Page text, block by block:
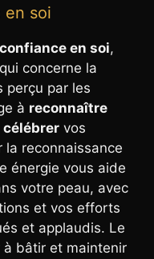
en soi
confiance en soi,
concerne la
perçu par les
à reconnaître
célébrer vos
reconnaissance
énergie vous aide
votre peau, avec
et vos efforts
et applaudis. Le
bâtir et maintenir